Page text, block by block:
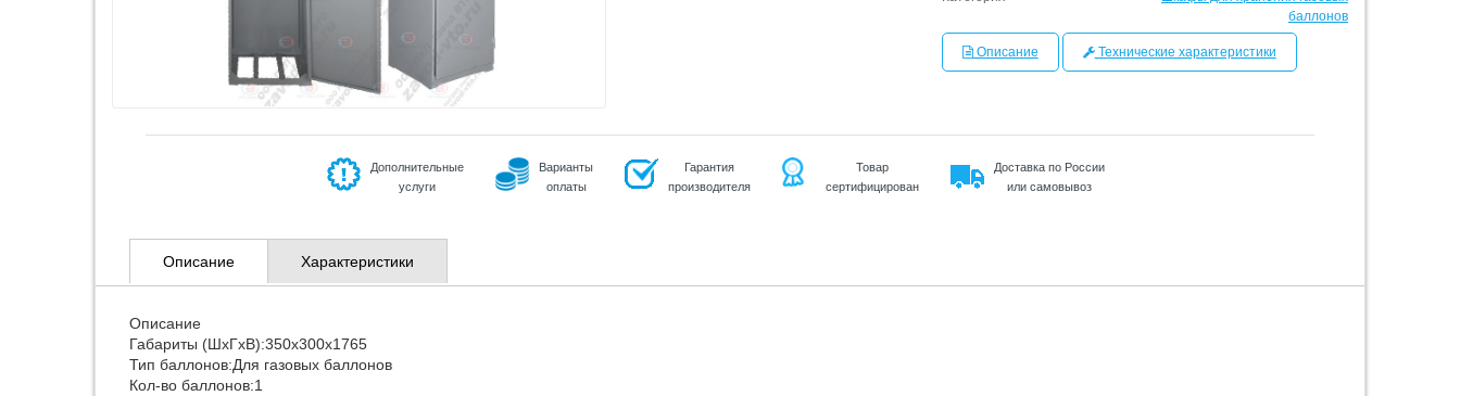
баллонов
Описание Технические характеристики
Дополнительные
услуги
Варианты
оплаты
Гарантия
производителя
Товар
сертифицирован
Доставка по России
или самовывоз
Описание Характеристики
Описание
Габариты (ШxГxВ):350х300х1765
Тип баллонов:Для газовых баллонов
Кол-во баллонов:1